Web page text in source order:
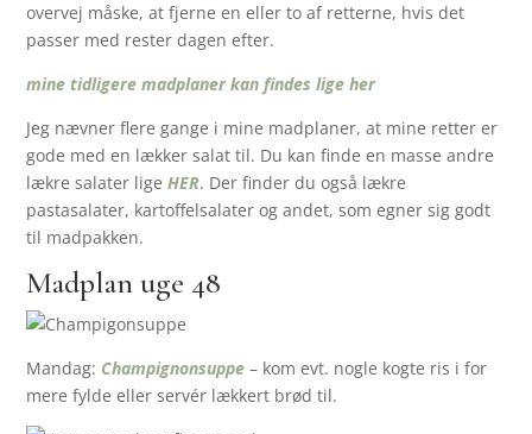
overvej måske, at fjerne en eller to af retterne, hvis det
passer med rester dagen efter.
mine tidligere madplaner kan findes lige her
Jeg nævner flere gange i mine madplaner, at mine retter er
gode med en lækker salat til. Du kan finde en masse andre
lækre salater ligeHER. Der finder du også lækre
pastasalater, kartoffelsalater og andet, som egner sig godt
til madpakken.
Madplan uge 48
Mandag: Champignonsuppe – kom evt. nogle kogte ris i for
mere fylde eller servér lækkert brød til.